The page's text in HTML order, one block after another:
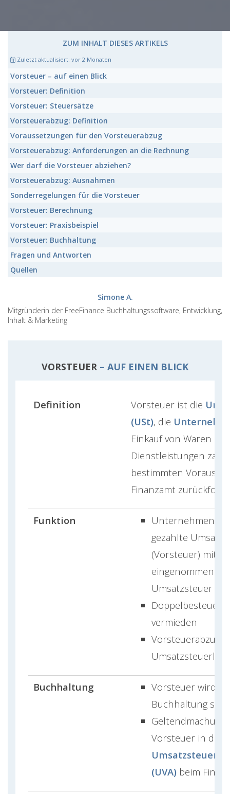
ZUM INHALT DIESES ARTIKELS
Zuletzt aktualisiert: vor 2 Monaten
Vorsteuer – auf einen Blick
Vorsteuer: Definition
Vorsteuer: Steuersätze
Vorsteuerabzug: Definition
Voraussetzungen für den Vorsteuerabzug
Vorsteuerabzug: Anforderungen an die Rechnung
Wer darf die Vorsteuer abziehen?
Vorsteuerabzug: Ausnahmen
Sonderregelungen für die Vorsteuer
Vorsteuer: Berechnung
Vorsteuer: Praxisbeispiel
Vorsteuer: Buchhaltung
Fragen und Antworten
Quellen
Simone A.
Mitgründerin der FreeFinance Buchhaltungssoftware, Entwicklung,
Inhalt & Marketing
VORSTEUER – AUF EINEN BLICK
Definition Vorsteuer ist die
(USt), die
Einkauf von Waren
Dienstleistungen
bestimmten
Finanzamt
Funktion
Unternehmen
gezahlte
(Vorsteuer) mit
eingenommenen
Umsatzsteuer
vermieden
Vorsteuerabzug
Umsatzsteuerlast
Buchhaltung
Vorsteuer wird in
Buchhaltung
Geltendmachung
Vorsteuer in der
(UVA) beim